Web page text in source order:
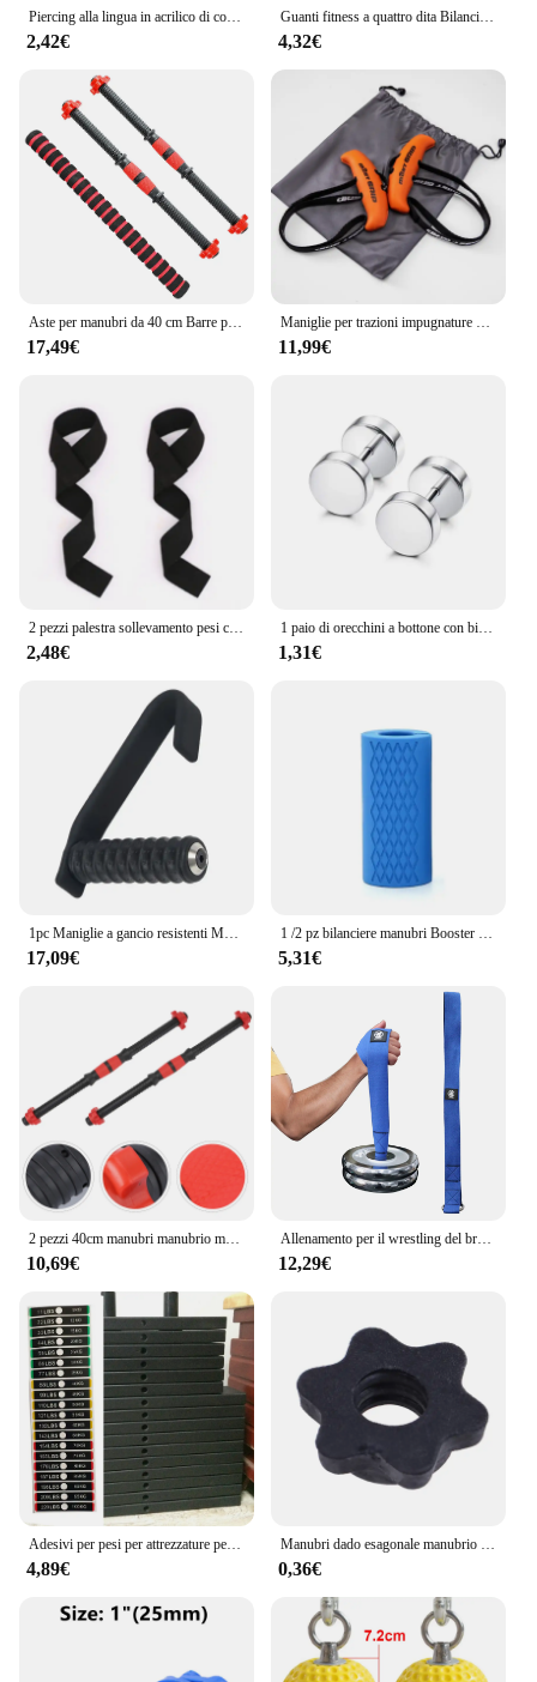
Piercing alla lingua in acrilico di colore misto di moda per le donne gioielli per il corpo Sexy con Piercing al labbro con bilanciere industriale in acciaio inossidabile 316L
2,42€
Guanti fitness a quattro dita Bilancieri da palestra Guanti da sollevamento pesi in pelle bovina Antiscivolo Resistente all'usura Palmo Proteggi allenamento Supporto per le mani
4,32€
Aste per manubri da 40 cm Barre per manubri Spinlock per sollevamento pesi in acciaio solido con connettore Maniglie per manubri per allenamento fitness a casa da palestra
17,49€
Maniglie per trazioni impugnature per allenamento in palestra impugnatura per Fitness maniglie per fascia di resistenza Face Pull, canottaggio, Lat Pulldown, bilancieri per palestra di casa
11,99€
2,48€
1 paio di orecchini a bottone con bilanciere CZ in acciaio inossidabile Goth Punk ciondola gli orecchini a cerchio Huggie con piume incrociate per uomo donna
1,31€
17,09€ 5,31€
10,69€
Allenamento per il wrestling del braccio Cinghia di carico per bilancieri Braccio Dito Polso Esercitatore Rinforzo Allenamenti per la forza muscolare dell'avambraccio
12,29€
4,89€ 0,36€